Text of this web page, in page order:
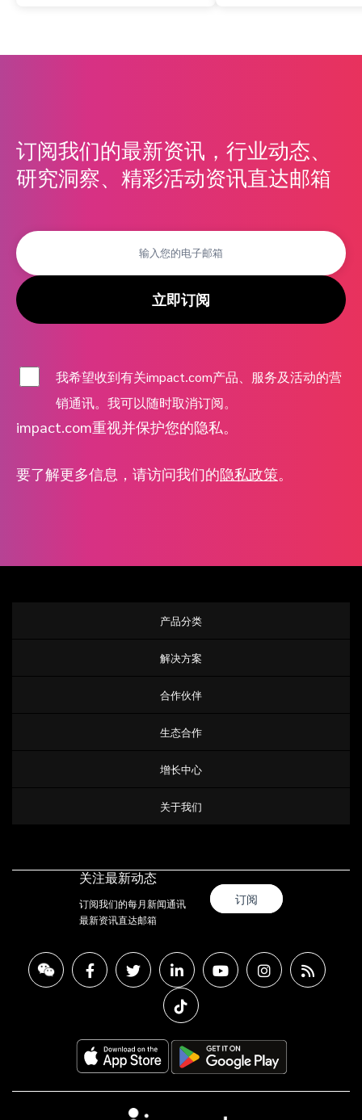
订阅我们的最新资讯，行业动态、
研究洞察、精彩活动资讯直达邮箱
立即订阅
我希望收到有关impact.com产品、服务及活动的营
销通讯。我可以随时取消订阅。
impact.com重视并保护您的隐私。
要了解更多信息，请访问我们的隐私政策。
产品分类
解决方案
合作伙伴
生态合作
增长中心
关于我们
关注最新动态
订阅我们的每月新闻通讯
最新资讯直达邮箱
订阅